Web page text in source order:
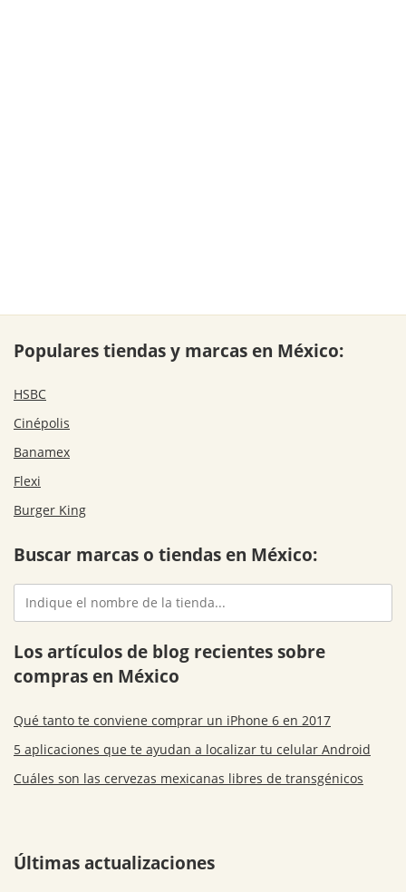
Populares tiendas y marcas en México:
HSBC
Cinépolis
Banamex
Flexi
Burger King
Buscar marcas o tiendas en México:
Los artículos de blog recientes sobre
compras en México
Qué tanto te conviene comprar un iPhone 6 en 2017
5 aplicaciones que te ayudan a localizar tu celular Android
Cuáles son las cervezas mexicanas libres de transgénicos
Últimas actualizaciones